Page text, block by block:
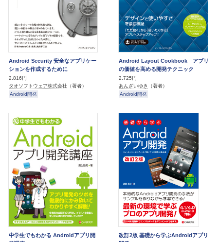
Android Security 安全なアプリケー
ションを作成するために
2,816円
タオソフトウェア株式会社 （著者）
Android開発
Android Layout Cookbook アプリ
の価値を高める開発テクニック
2,725円
あんざいゆき
（著者）
Android開発
中学生でもわかる Androidアプリ開
改訂2版 基礎から学ぶAndroidアプリ